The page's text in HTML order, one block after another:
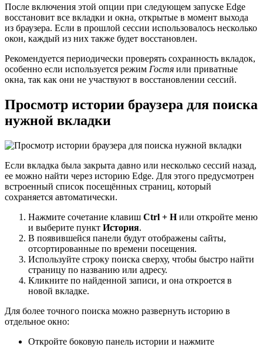
После включения этой опции при следующем запуске Edge
восстановит все вкладки и окна, открытые в момент выхода
из браузера. Если в прошлой сессии использовалось несколько
окон, каждый из них также будет восстановлен.
Рекомендуется периодически проверять сохранность вкладок,
особенно если используется режим Гостя или приватные
окна, так как они не участвуют в восстановлении сессий.
Просмотр истории браузера для поиска
нужной вкладки
Если вкладка была закрыта давно или несколько сессий назад,
ее можно найти через историю Edge. Для этого предусмотрен
встроенный список посещённых страниц, который
сохраняется автоматически.
Нажмите сочетание клавиш Ctrl + Hили откройте меню
и выберите пункт История.
В появившейся панели будут отображены сайты,
отсортированные по времени посещения.
Используйте строку поиска сверху, чтобы быстро найти
страницу по названию или адресу.
Кликните по найденной записи, и она откроется в
новой вкладке.
Для более точного поиска можно развернуть историю в
отдельное окно:
Откройте боковую панель истории и нажмите